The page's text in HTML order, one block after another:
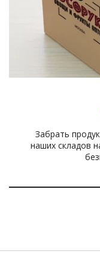
Забрать
наших складов